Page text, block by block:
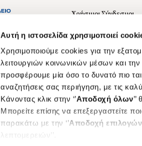
Αυτή η ιστοσελίδα χρησιμοποιεί
Χρησιμοποιούμε cookies για την
λειτουργιών κοινωνικών μέσων και
προσφέρουμε μία όσο το δυνατό πιο
αναζητήσεις σας περιήγηση, με τις
Κάνοντας κλικ στην ‘’Αποδοχή όλων
Μπορείτε επίσης να επεξεργαστείτε
παρακάτω με την ‘’Αποδοχή επιλογών
λεπτομερειών’’.
79
Χρήσιμοι Σύνδεσμοι
Σχετικά με εμάς
Θέσεις Εργασίας
Οδηγίες για τις
Οδηγίες Χρήσης
Νόμος Ενιαίας Τιμής
Cookies